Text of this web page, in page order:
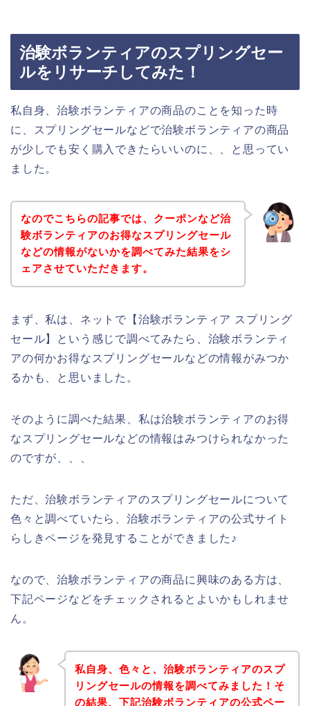
治験ボランティアのスプリングセー
ルをリサーチしてみた！
私自身、治験ボランティアの商品のことを知った時
に、スプリングセールなどで治験ボランティアの商品
が少しでも安く購入できたらいいのに、、と思ってい
ました。
なのでこちらの記事では、クーポンなど治
験ボランティアのお得なスプリングセール
などの情報がないかを調べてみた結果をシ
ェアさせていただきます。
まず、私は、ネットで【治験ボランティア スプリング
セール】という感じで調べてみたら、治験ボランティ
アの何かお得なスプリングセールなどの情報がみつか
るかも、と思いました。
そのように調べた結果、私は治験ボランティアのお得
なスプリングセールなどの情報はみつけられなかった
のですが、、、
ただ、治験ボランティアのスプリングセールについて
色々と調べていたら、治験ボランティアの公式サイト
らしきページを発見することができました♪
なので、治験ボランティアの商品に興味のある方は、
下記ページなどをチェックされるとよいかもしれませ
ん。
私自身、色々と、治験ボランティアのスプ
リングセールの情報を調べてみました！そ
の結果、下記治験ボランティアの公式ペー